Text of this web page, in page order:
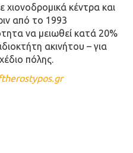
χιονοδρομικά κέντρα και
από το 1993
να μειωθεί κατά 20%
ακινήτου – για
πόλης.